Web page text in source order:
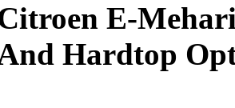
E-
Hardtop